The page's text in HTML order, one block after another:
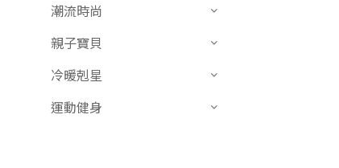
潮流時尚
親子寶貝
冷暖剋星
運動健身